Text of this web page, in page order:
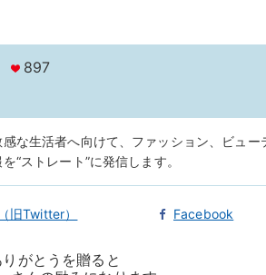
897
な生活者へ向けて、ファッション、ビュー
“ストレート”に発信します。
旧Twitter） Facebook
りがとうを贈ると